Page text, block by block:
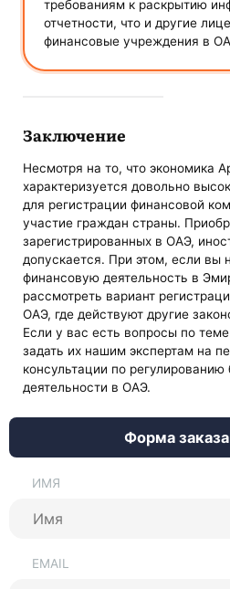
требованиям к раскрытию
отчетности, что и другие
финансовые учреждения в
Заключение
Несмотря на то, что экономика
характеризуется довольно
для регистрации финансовой
участие граждан страны.
зарегистрированных в ОАЭ,
допускается. При этом, если вы
финансовую деятельность в
рассмотреть вариант
ОАЭ, где действуют другие
Если у вас есть вопросы по
задать их нашим экспертам на
консультации по регулированию
деятельности в ОАЭ.
Форма
ИМЯ
EMAIL